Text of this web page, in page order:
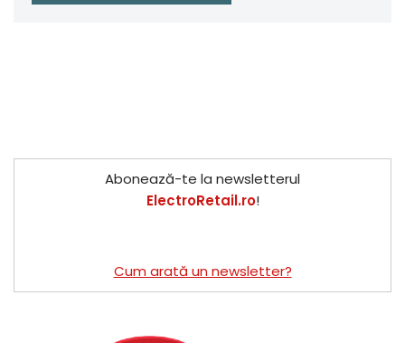
Abonează-te la newsletterul
ElectroRetail.ro!
Cum arată un newsletter?